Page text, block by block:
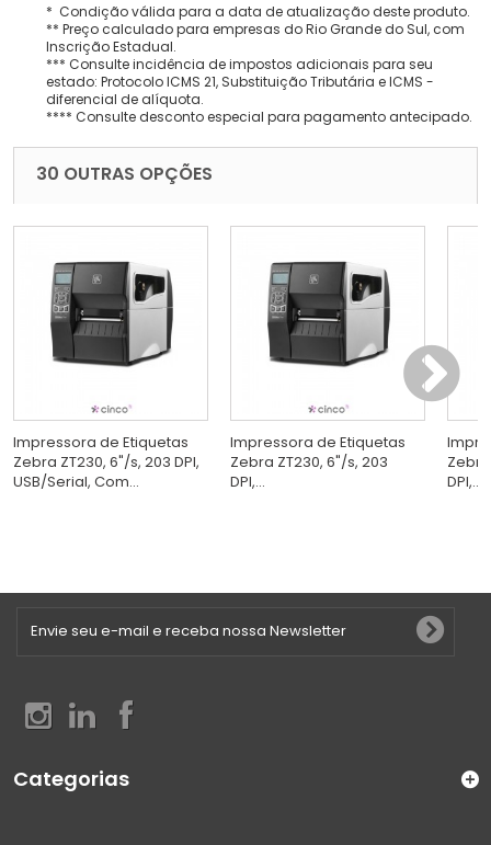
* Condição válida para a data de atualização deste produto.
** Preço calculado para empresas do Rio Grande do Sul, com
Inscrição Estadual.
*** Consulte incidência de impostos adicionais para seu
estado: Protocolo ICMS 21, Substituição Tributária e ICMS -
diferencial de alíquota.
**** Consulte desconto especial para pagamento antecipado.
30 OUTRAS OPÇÕES
Impressora de Etiquetas
Zebra ZT230, 6"/s, 203 DPI,
USB/Serial, Com...
Impressora de Etiquetas
Zebra ZT230, 6"/s, 203
DPI,...
DPI,...
Categorias